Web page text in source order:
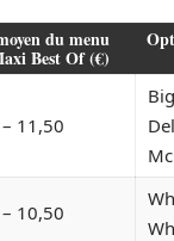
du menu
Best Of (€)
11,50
10,50